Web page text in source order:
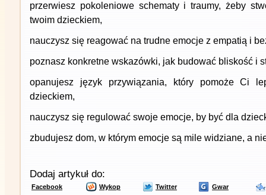
przerwiesz pokoleniowe schematy i traumy, żeby
twoim dzieckiem,
nauczysz się reagować na trudne emocje z empatią i
poznasz konkretne wskazówki, jak budować bliskość i
opanujesz język przywiązania, który pomoże Ci
dzieckiem,
nauczysz się regulować swoje emocje, by być dla
zbudujesz dom, w którym emocje są mile widziane, a
Dodaj artykuł do:
Facebook Wykop Twitter Gwar